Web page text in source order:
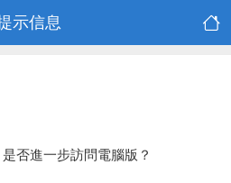
示信息
否進一步訪問電腦版？